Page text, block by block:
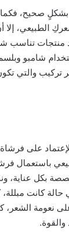
صحيح، فكما
الطبيعي، إلا
منتجات تناسب
شامبو
تركيب والتي
على فرشاة
باستعمال
بكل عناية،
كانت مبللة،
نعومة الشعر،